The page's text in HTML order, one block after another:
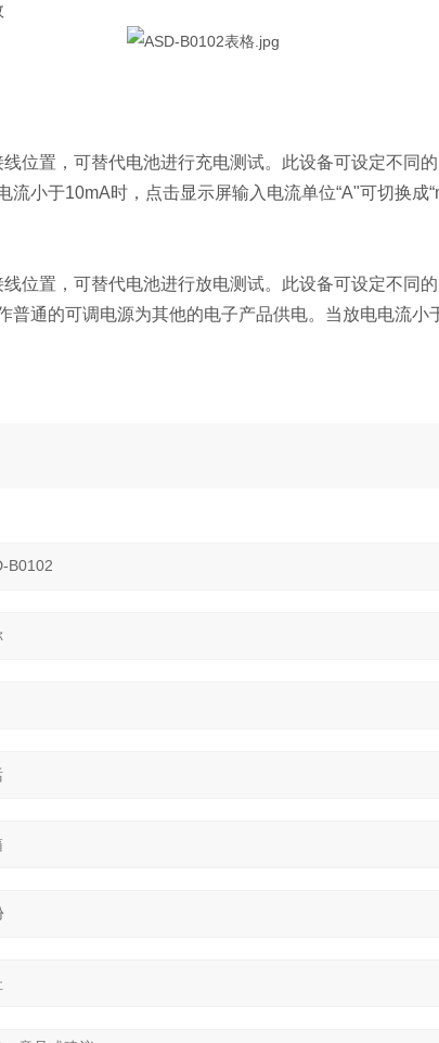
置，可替代电池进行充电测试。此设备可设定不同
小于10mA时，点击显示屏输入电流单位“A"可切换成
置，可替代电池进行放电测试。此设备可设定不同
普通的可调电源为其他的电子产品供电。当放电电流小